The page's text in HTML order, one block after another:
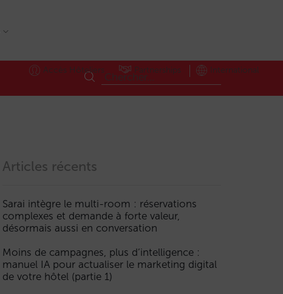
Accès Hôteliers Partnerships International
Articles récents
Sarai intègre le multi-room : réservations
complexes et demande à forte valeur,
désormais aussi en conversation
Moins de campagnes, plus d’intelligence :
manuel IA pour actualiser le marketing digital
de votre hôtel (partie 1)